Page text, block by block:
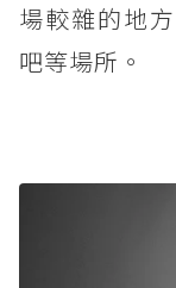
場較雜的地
吧等場所。